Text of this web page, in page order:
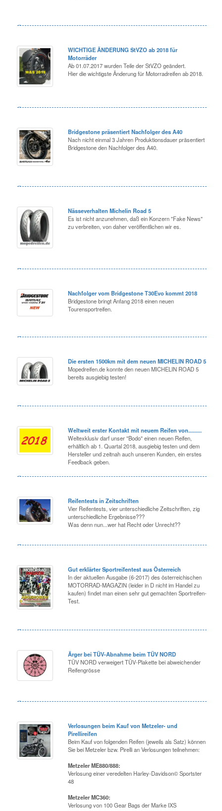
WICHTIGE ÄNDERUNG StVZO ab 2018 für
Motorräder
Ab 01.07.2017 wurden Teile der StVZO geändert.
Hier die wichtigste Änderung für Motorradreifen ab 2018.
Bridgestone präsentiert Nachfolger des A40
Nach nicht einmal 3 Jahren Produktionsdauer präsentiert
Bridgestone den Nachfolger des A40.
Nässeverhalten Michelin Road 5
Es ist nicht anzunehmen, daß ein Konzern "Fake News"
zu verbreiten, von daher veröffentlichen wir es.
Nachfolger vom Bridgestone T30Evo kommt 2018
Bridgestone bringt Anfang 2018 einen neuen
Tourensportreifen.
Die ersten 1500km mit dem neuen MICHELIN ROAD 5
Mopedreifen.de konnte den neuen MICHELIN ROAD 5
bereits ausgiebig testen!
Weltweit erster Kontakt mit neuem Reifen von.........
Weltexklusiv darf unser "Bodo" einen neuen Reifen,
erhältlich ab 1. Quartal 2018, ausgiebig testen und dem
Hersteller und zeitnah auch unseren Kunden, ein erstes
Feedback geben.
Reifentests in Zeitschriften
Vier Reifentests, vier unterschiedliche Zeitschriften, zig
unterschiedliche Ergebnisse???
Was denn nun...wer hat Recht oder Unrecht??
Gut erklärter Sportreifentest aus Österreich
In der aktuellen Ausgabe (6-2017) des österreichischen
MOTORRAD-MAGAZIN (leider in D nicht im Handel zu
kaufen) findet man einen sehr gut gemachten Sportreifen-
Test.
Ärger bei TÜV-Abnahme beim TÜV NORD
TÜV NORD verweigert TÜV-Plakette bei abweichender
Reifengrösse
Verlosungen beim Kauf von Metzeler- und
Pirellireifen
Beim Kauf von folgenden Reifen (jeweils als Satz) können
Sie bei Metzeler bzw. Pirelli an Verlosungen teilnehmen:
Metzeler ME880/888:
Verlosung einer veredelten Harley-Davidson© Sportster
48
Metzeler MC360:
Verlosung von 100 Gear Bags der Marke IXS